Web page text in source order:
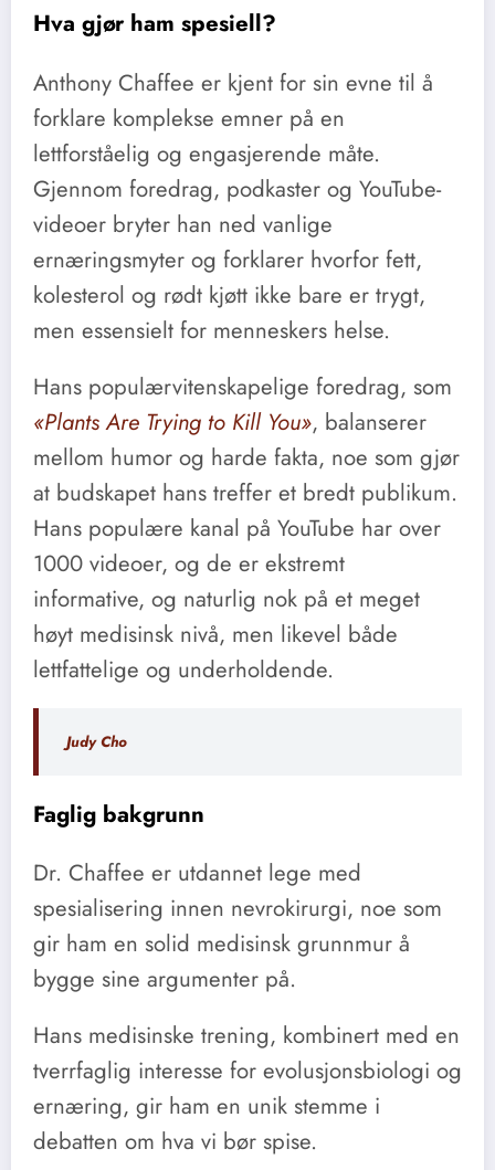
Hva gjør ham spesiell?
Anthony Chaffee er kjent for sin evne til å
forklare komplekse emner på en
lettforståelig og engasjerende måte.
Gjennom foredrag, podkaster og YouTube-
videoer bryter han ned vanlige
ernæringsmyter og forklarer hvorfor fett,
kolesterol og rødt kjøtt ikke bare er trygt,
men essensielt for menneskers helse.
Hans populærvitenskapelige foredrag, som
«Plants Are Trying to Kill You», balanserer
mellom humor og harde fakta, noe som gjør
at budskapet hans treffer et bredt publikum.
Hans populære kanal på YouTube har over
1000 videoer, og de er ekstremt
informative, og naturlig nok på et meget
høyt medisinsk nivå, men likevel både
lettfattelige og underholdende.
Judy Cho
Faglig bakgrunn
Dr. Chaffee er utdannet lege med
spesialisering innen nevrokirurgi, noe som
gir ham en solid medisinsk grunnmur å
bygge sine argumenter på.
Hans medisinske trening, kombinert med en
tverrfaglig interesse for evolusjonsbiologi og
ernæring, gir ham en unik stemme i
debatten om hva vi bør spise.